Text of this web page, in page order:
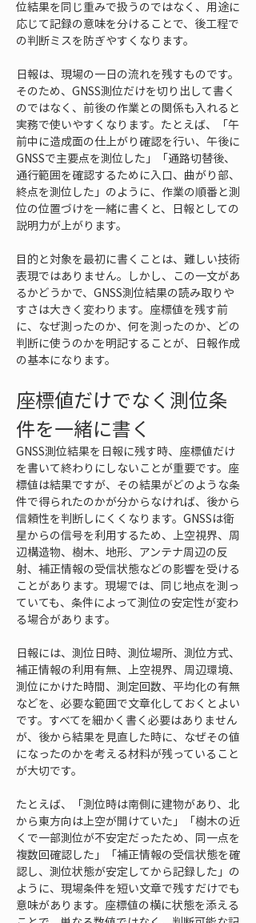
位結果を同じ重みで扱うのではなく、用途に
応じて記録の意味を分けることで、後工程で
の判断ミスを防ぎやすくなります。
日報は、現場の一日の流れを残すものです。
そのため、GNSS測位だけを切り出して書く
のではなく、前後の作業との関係も入れると
実務で使いやすくなります。たとえば、「午
前中に造成面の仕上がり確認を行い、午後に
GNSSで主要点を測位した」「通路切替後、
通行範囲を確認するために入口、曲がり部、
終点を測位した」のように、作業の順番と測
位の位置づけを一緒に書くと、日報としての
説明力が上がります。
目的と対象を最初に書くことは、難しい技術
表現ではありません。しかし、この一文があ
るかどうかで、GNSS測位結果の読み取りや
すさは大きく変わります。座標値を残す前
に、なぜ測ったのか、何を測ったのか、どの
判断に使うのかを明記することが、日報作成
の基本になります。
座標値だけでなく測位条
件を一緒に書く
GNSS測位結果を日報に残す時、座標値だけ
を書いて終わりにしないことが重要です。座
標値は結果ですが、その結果がどのような条
件で得られたのかが分からなければ、後から
信頼性を判断しにくくなります。GNSSは衛
星からの信号を利用するため、上空視界、周
辺構造物、樹木、地形、アンテナ周辺の反
射、補正情報の受信状態などの影響を受ける
ことがあります。現場では、同じ地点を測っ
ていても、条件によって測位の安定性が変わ
る場合があります。
日報には、測位日時、測位場所、測位方式、
補正情報の利用有無、上空視界、周辺環境、
測位にかけた時間、測定回数、平均化の有無
などを、必要な範囲で文章化しておくとよい
です。すべてを細かく書く必要はありません
が、後から結果を見直した時に、なぜその値
になったのかを考える材料が残っていること
が大切です。
たとえば、「測位時は南側に建物があり、北
から東方向は上空が開けていた」「樹木の近
くで一部測位が不安定だったため、同一点を
複数回確認した」「補正情報の受信状態を確
認し、測位状態が安定してから記録した」の
ように、現場条件を短い文章で残すだけでも
意味があります。座標値の横に状態を添える